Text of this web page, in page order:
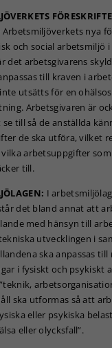
Arbetsmiljöverkets nya
och social arbetsmiljö i
det arbetsgivarens
till kraven i
utsätts för en
Arbetsgivaren är
till så de anställda
de ska utföra, vilket
arbetsuppgifter
till.
I
det bland annat att
med hänsyn till
utvecklingen i
ska anpassas till
i fysiskt och psykiskt
ska utformas så att
eller psykiska
eller olycksfall”.
Dessa
går
att
över
För att
kunna